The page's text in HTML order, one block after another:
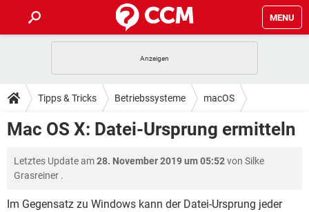
MENU
ANDROID IOS
WINDOWS 10 INSTAGRAM
FACEBOOK
TIPPS & TRICKS
SPIELE STREAMING
ANDROID IOS
WINDOWS 10 INSTAGRAM
FACEBOOK HARDWARE
DOWNLOADS
ANDROID
FORUM
ANDROID IOS
Tipps & Tricks Betriebssysteme macOS
Mac OS X: Datei-Ursprung ermitteln
Letztes Update am28. November 2019 um 05:52von Silke
Grasreiner .
Im Gegensatz zu Windows kann der Datei-Ursprung jeder